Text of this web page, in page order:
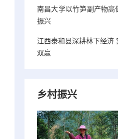
南昌大学以竹笋副产物高
振兴
江西泰和县深耕林下经济
双赢
乡村振兴